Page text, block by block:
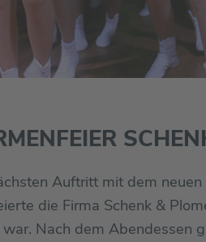
Auftritt mit dem
die Firma Schenk &
Nach dem Abendessen